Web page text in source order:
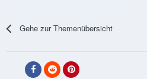
Gehe zur Themenübersicht